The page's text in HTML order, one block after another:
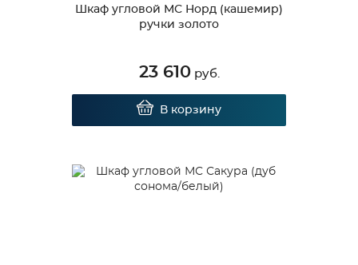
Шкаф угловой МС Норд (кашемир)
ручки золото
23 610руб.
В корзину